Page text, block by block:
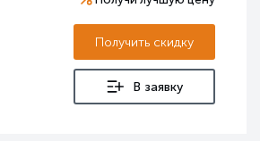
Получить скидку
В заявку